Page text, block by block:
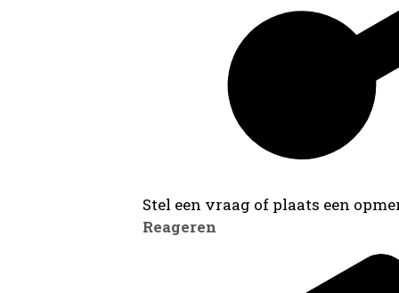
Stel een vraag of plaats een
Reageren